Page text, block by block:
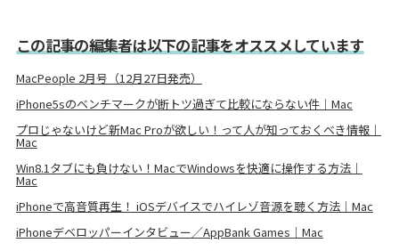
この記事の編集者は以下の記事をオススメしています
MacPeople 2月号（12月27日発売）
iPhone5sのベンチマークが断トツ過ぎて比較にならない件｜Mac
プロじゃないけど新Mac Proが欲しい！って人が知っておくべき情報｜
Mac
Win8.1タブにも負けない！MacでWindowsを快適に操作する方法｜
Mac
iPhoneで高音質再生！ iOSデバイスでハイレゾ音源を聴く方法｜Mac
iPhoneデベロッパーインタビュー／AppBank Games｜Mac